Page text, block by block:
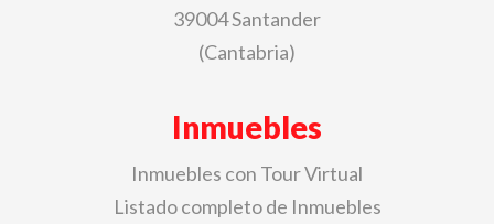
39004 Santander
(Cantabria)
Inmuebles
Inmuebles con Tour Virtual
Listado completo de Inmuebles